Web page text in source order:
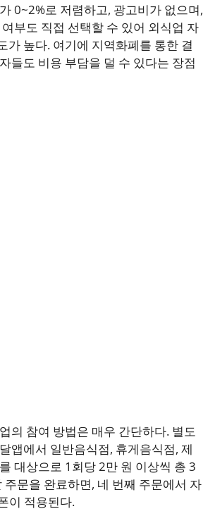
0~2%로 저렴하고, 광고비가 없으며,
부도 직접 선택할 수 있어 외식업 자
가 높다. 여기에 지역화폐를 통한 결
들도 비용 부담을 덜 수 있다는 장점
의 참여 방법은 매우 간단하다. 별도
앱에서 일반음식점, 휴게음식점, 제
대상으로 1회당 2만 원 이상씩 총 3
주문을 완료하면, 네 번째 주문에서 자
이 적용된다.